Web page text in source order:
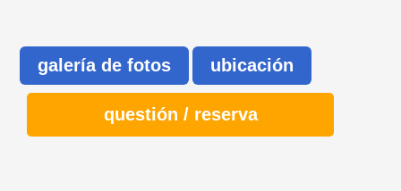
galería de fotos ubicación
questión / reserva